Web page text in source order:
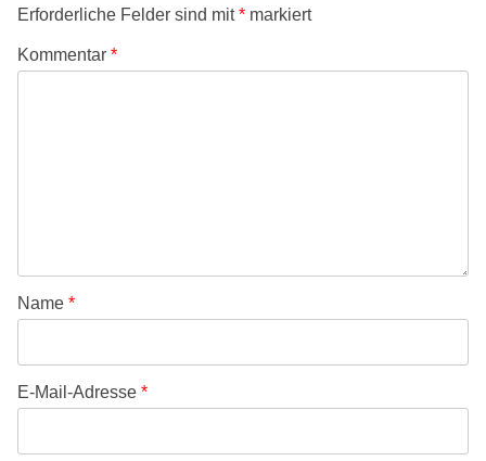
Erforderliche Felder sind mit* markiert
Kommentar *
Name *
E-Mail-Adresse *